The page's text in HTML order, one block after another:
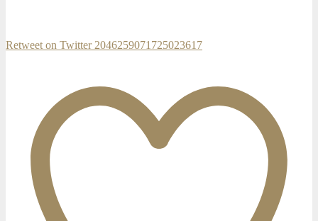
Retweet on Twitter 2046259071725023617